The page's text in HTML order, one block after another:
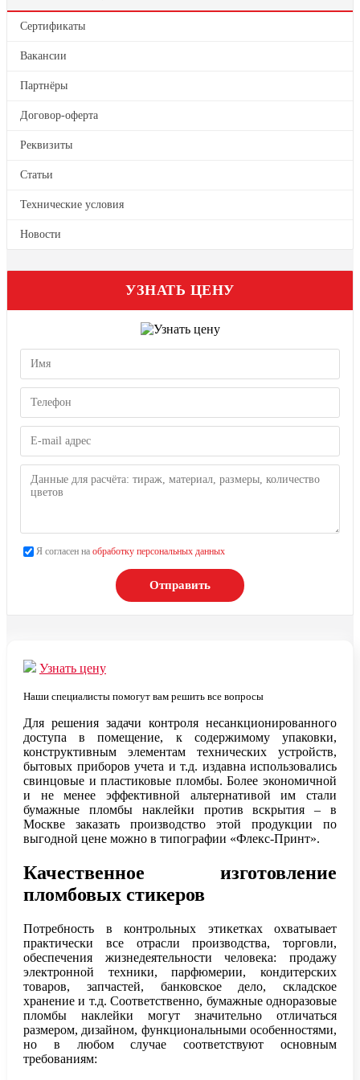
На бутылки, банки, крышки
Сертификаты
Вакансии
Партнёры
Договор-оферта
Реквизиты
Статьи
Технические условия
Новости
УЗНАТЬ ЦЕНУ
Я согласен на обработку персональных данных
Отправить
Узнать цену
Наши специалисты помогут вам решить все вопросы
Для решения задачи контроля несанкционированного
доступа в помещение, к содержимому упаковки,
конструктивным элементам технических устройств,
бытовых приборов учета и т.д. издавна использовались
свинцовые и пластиковые пломбы. Более экономичной
и не менее эффективной альтернативой им стали
бумажные пломбы наклейки против вскрытия – в
Москве заказать производство этой продукции по
выгодной цене можно в типографии «Флекс-Принт».
Качественное изготовление
пломбовых стикеров
Потребность в контрольных этикетках охватывает
практически все отрасли производства, торговли,
обеспечения жизнедеятельности человека: продажу
электронной техники, парфюмерии, кондитерских
товаров, запчастей, банковское дело, складское
хранение и т.д. Соответственно, бумажные одноразовые
пломбы наклейки могут значительно отличаться
размером, дизайном, функциональными особенностями,
но в любом случае соответствуют основным
требованиям: